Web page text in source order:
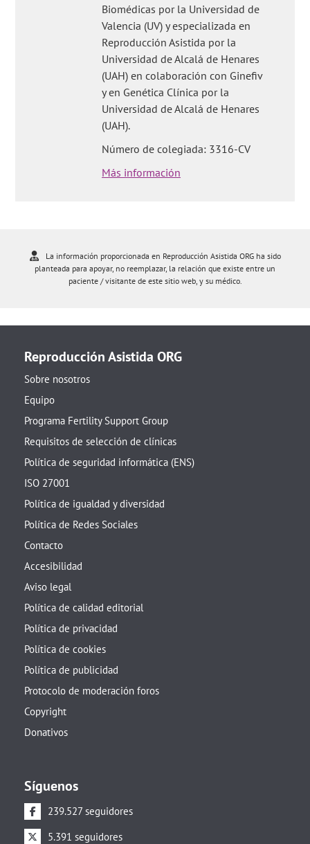
Biomédicas por la Universidad de
Valencia (UV) y especializada en
Reproducción Asistida por la
Universidad de Alcalá de Henares
(UAH) en colaboración con Ginefiv
y en Genética Clínica por la
Universidad de Alcalá de Henares
(UAH).
Número de colegiada: 3316-CV
Más información
La información proporcionada en Reproducción Asistida ORG ha sido
planteada para apoyar, no reemplazar, la relación que existe entre un
paciente / visitante de este sitio web, y su médico.
Reproducción Asistida ORG
Sobre nosotros
Equipo
Programa Fertility Support Group
Requisitos de selección de clínicas
Política de seguridad informática (ENS)
ISO 27001
Política de igualdad y diversidad
Política de Redes Sociales
Contacto
Accesibilidad
Aviso legal
Política de calidad editorial
Política de privacidad
Política de cookies
Política de publicidad
Protocolo de moderación foros
Copyright
Donativos
Síguenos
239.527 seguidores
5.391 seguidores